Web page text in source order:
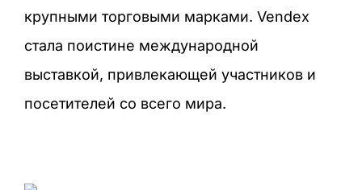
крупными торговыми марками. Vendex
стала поистине международной
выставкой, привлекающей участников и
посетителей со всего мира.